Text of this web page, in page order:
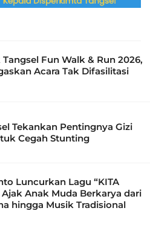
Fun Walk & Run 2026,
Acara Tak Difasilitasi
Tekankan Pentingnya Gizi
Cegah Stunting
Luncurkan Lagu “KITA
Ajak Anak Muda Berkarya dari
hingga Musik Tradisional